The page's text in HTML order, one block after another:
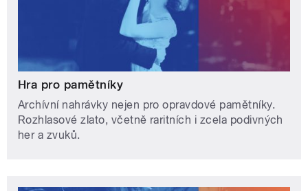
Hra pro pamětníky
Archívní nahrávky nejen pro opravdové pamětníky.
Rozhlasové zlato, včetně raritních i zcela podivných
her a zvuků.